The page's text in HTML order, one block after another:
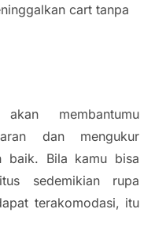
cart tanpa
membantumu
dan mengukur
baik. Bila kamu bisa
sedemikian rupa
terakomodasi, itu